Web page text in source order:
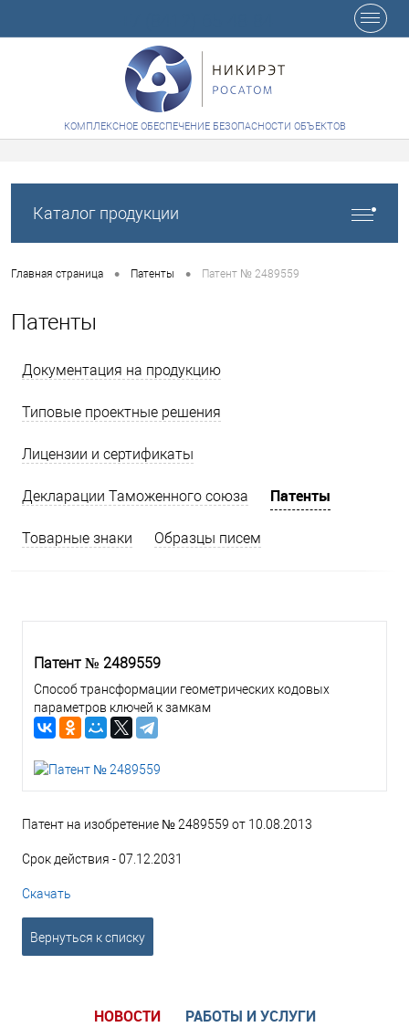
КОМПЛЕКСНОЕ ОБЕСПЕЧЕНИЕ БЕЗОПАСНОСТИ ОБЪЕКТОВ
Каталог продукции
Главная страница • Патенты • Патент № 2489559
Патенты
Документация на продукцию
Типовые проектные решения
Лицензии и сертификаты
Декларации Таможенного союза Патенты
Товарные знаки Образцы писем
Патент № 2489559
Способ трансформации геометрических кодовых
параметров ключей к замкам
Патент на изобретение № 2489559 от 10.08.2013
Срок действия - 07.12.2031
Скачать
Вернуться к списку
НОВОСТИ
РАБОТЫ И УСЛУГИ